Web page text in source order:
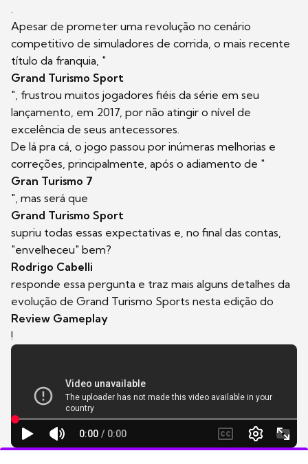
.
Apesar de prometer uma revolução no cenário
competitivo de simuladores de corrida, o mais recente
título da franquia, "
Grand Turismo Sport
", frustrou muitos jogadores fiéis da série em seu
lançamento, em 2017, por não atingir o nível de
excelência de seus antecessores.
De lá pra cá, o jogo passou por inúmeras melhorias e
correções, principalmente, após o adiamento de "
Gran Turismo 7
", mas será que
Grand Turismo Sport
supriu todas essas expectativas e, no final das contas,
"envelheceu" bem?
Rodrigo Cabelli
responde essa pergunta e traz mais alguns detalhes da
evolução de Grand Turismo Sports nesta edição do
Review Gameplay
!